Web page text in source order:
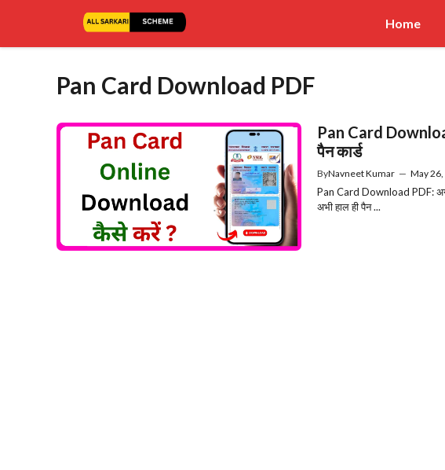
content
Home
Pan Card Download PDF
Pan Card
पैन कार्ड
ByNavneet Kumar — May
Pan Card Download PDF: अगर
अभी हाल ही पैन ...